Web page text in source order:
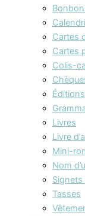
Cartes
Cartes
Colis-
Livres
Livre
Mini-
Nom
Tasses